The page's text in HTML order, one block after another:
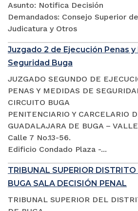
Asunto: Notifica Decisión
Demandados: Consejo Superior
Judicatura y Otros
Juzgado 2 de Ejecución Penas
Seguridad Buga
JUZGADO SEGUNDO DE
PENAS Y MEDIDAS DE
CIRCUITO BUGA
PENITENCIARIO Y CARCELARIO
GUADALAJARA DE BUGA –
Calle 7 No.13-56.
Edificio Condado Plaza -...
TRIBUNAL SUPERIOR
BUGA SALA DECISIÓN PENAL
TRIBUNAL SUPERIOR DEL